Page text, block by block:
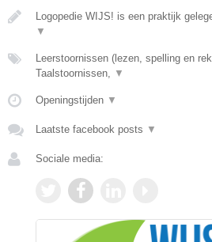
Logopedie WIJS! is een praktijk
▼
Leerstoornissen (lezen, spelling en
Taalstoornissen, ▼
Openingstijden ▼
Laatste facebook posts ▼
Sociale media: